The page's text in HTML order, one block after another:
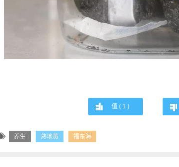
值 ( 1 )
养生 熟地黄 福东海